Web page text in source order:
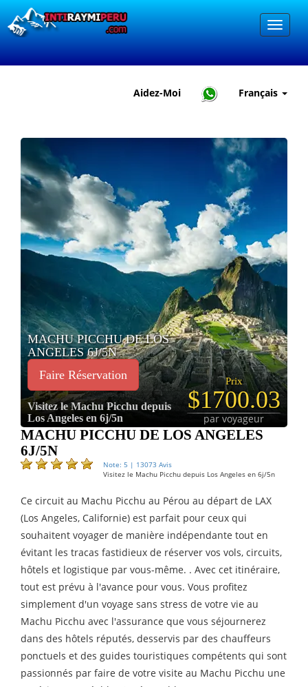
Aidez-Moi Français
MACHU PICCHU DE LOS
ANGELES 6J/5N
Faire Réservation
Visitez le Machu Picchu depuis
Los Angeles en 6j/5n
Prix
$1700.03
par voyageur
MACHU PICCHU DE LOS ANGELES
6J/5N
Note: 5 | 13073 Avis
Visitez le Machu Picchu depuis Los Angeles en 6j/5n
Ce circuit au Machu Picchu au Pérou au départ de LAX
(Los Angeles, Californie) est parfait pour ceux qui
souhaitent voyager de manière indépendante tout en
évitant les tracas fastidieux de réserver vos vols, circuits,
hôtels et logistique par vous-même. . Avec cet itinéraire,
tout est prévu à l'avance pour vous. Vous profitez
simplement d'un voyage sans stress de votre vie au
Machu Picchu avec l'assurance que vous séjournerez
dans des hôtels réputés, desservis par des chauffeurs
ponctuels et des guides touristiques compétents qui sont
passionnés par faire de votre visite au Machu Picchu une